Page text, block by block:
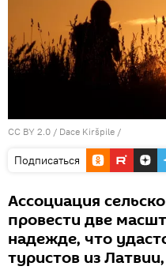
CC BY 2.0 / Dace Kiršpile /
Подписаться
Ассоциация
провести две
надежде, что
туристов из